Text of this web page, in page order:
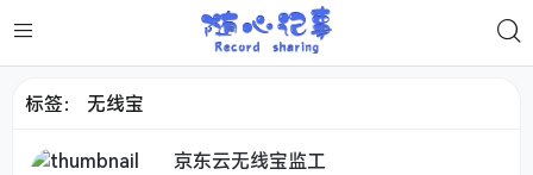
标签： 无线宝
京东云无线宝监工